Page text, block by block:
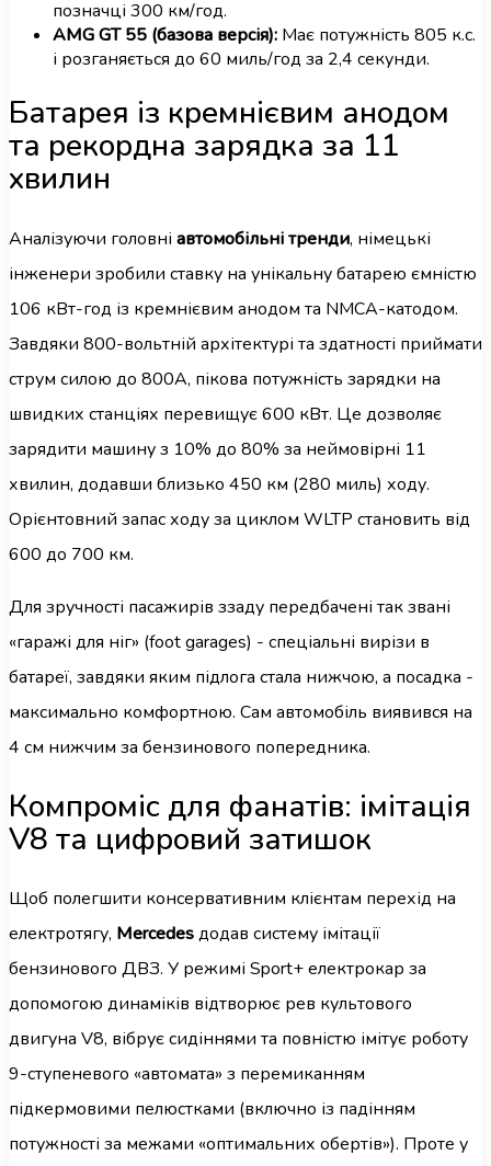
позначці 300 км/год.
AMG GT 55 (базова версія): Має потужність 805 к.с.
і розганяється до 60 миль/год за 2,4 секунди.
Батарея із кремнієвим анодом
та рекордна зарядка за 11
хвилин
Аналізуючи головні автомобільні тренди, німецькі
інженери зробили ставку на унікальну батарею ємністю
106 кВт-год із кремнієвим анодом та NMCA-катодом.
Завдяки 800-вольтній архітектурі та здатності приймати
струм силою до 800А, пікова потужність зарядки на
швидких станціях перевищує 600 кВт. Це дозволяє
зарядити машину з 10% до 80% за неймовірні 11
хвилин, додавши близько 450 км (280 миль) ходу.
Орієнтовний запас ходу за циклом WLTP становить від
600 до 700 км.
Для зручності пасажирів ззаду передбачені так звані
«гаражі для ніг» (foot garages) - спеціальні вирізи в
батареї, завдяки яким підлога стала нижчою, а посадка -
максимально комфортною. Сам автомобіль виявився на
4 см нижчим за бензинового попередника.
Компроміс для фанатів: імітація
V8 та цифровий затишок
Щоб полегшити консервативним клієнтам перехід на
електротягу, Mercedesдодав систему імітації
бензинового ДВЗ. У режимі Sport+ електрокар за
допомогою динаміків відтворює рев культового
двигуна V8, вібрує сидіннями та повністю імітує роботу
9-ступеневого «автомата» з перемиканням
підкермовими пелюстками (включно із падінням
потужності за межами «оптимальних обертів»). Проте у